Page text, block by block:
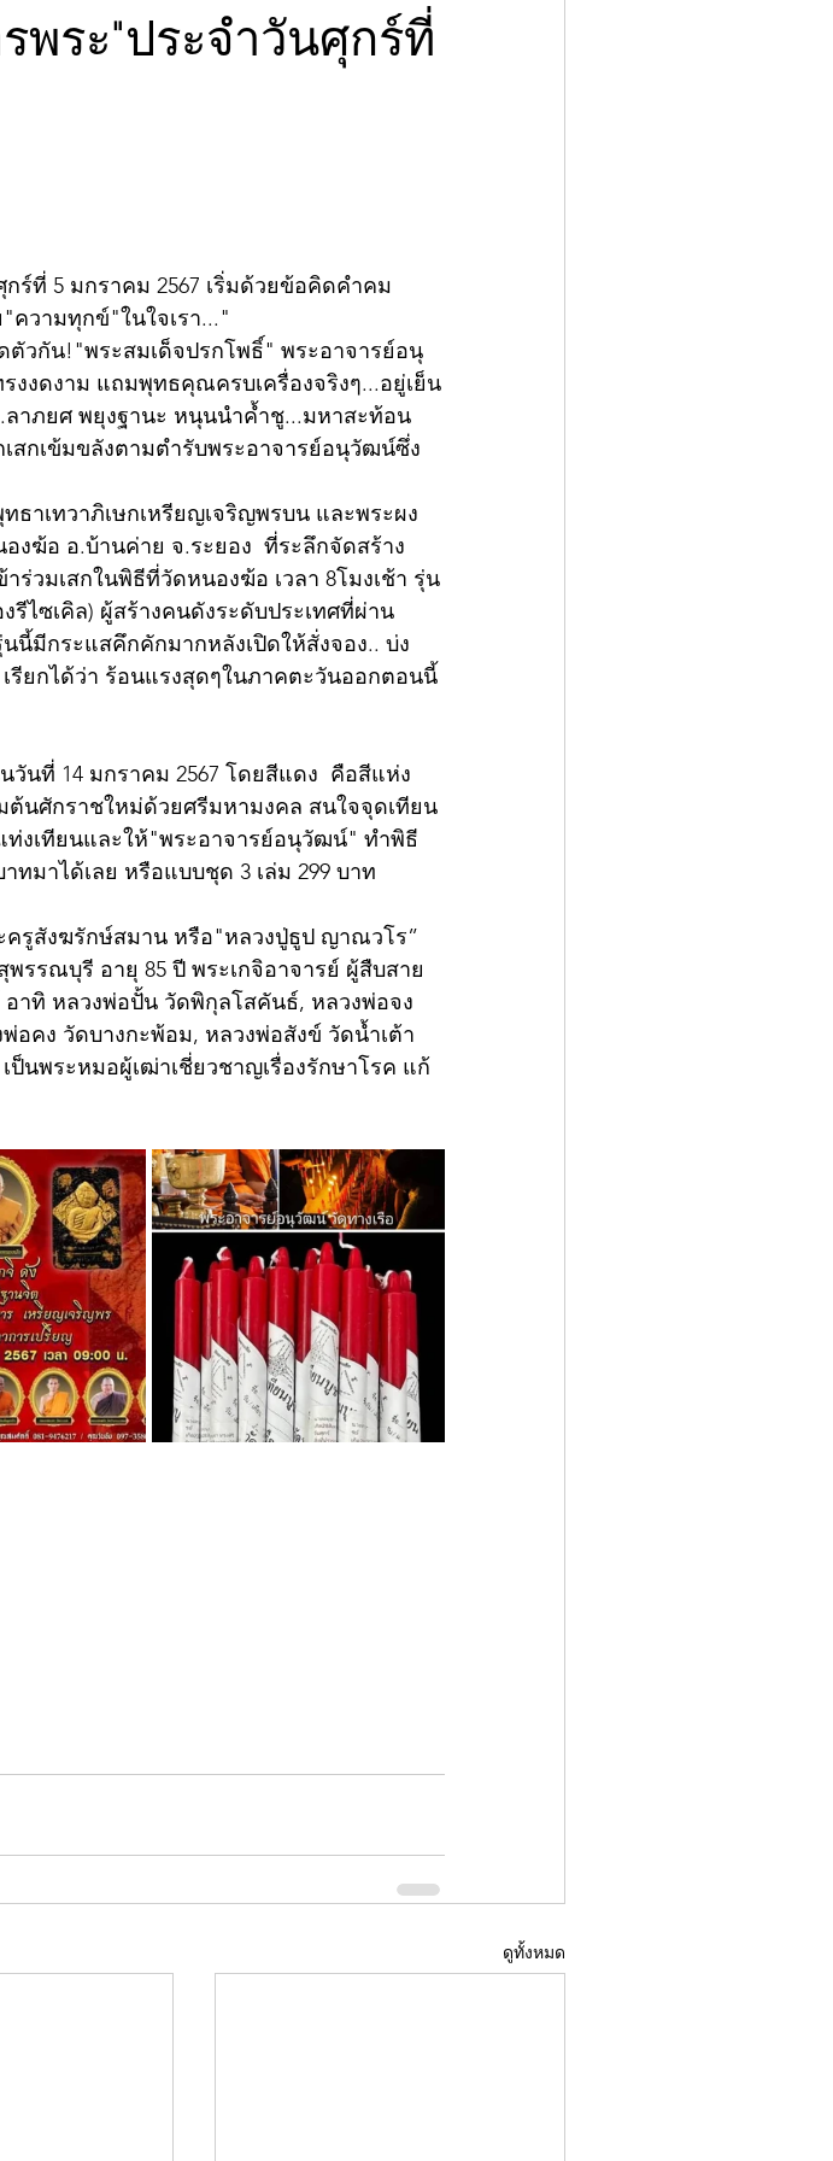
พระ"ประจำวันศุกร์ที่
ร์ที่ 5 มกราคม 2567 เริ่มด้วยข้อคิดคำคม
ความทุกข์"ในใจเรา..."
วกัน!"พระสมเด็จปรกโพธิ์" พระอาจารย์อนุ
งดงาม แถมพุทธคุณครบเครื่องจริงๆ...อยู่เย็น
าภยศ พยุงฐานะ หนุนนำค้ำชู...มหาสะท้อน
กเข้มขลังตามตำรับพระอาจารย์อนุวัฒน์ซึ่ง
าเทวาภิเษกเหรียญเจริญพรบน และพระผง
งฆ้อ อ.บ้านค่าย จ.ระยอง  ที่ระลึกจัดสร้าง
ร่วมเสกในพิธีที่วัดหนองฆ้อ เวลา 8โมงเช้า รุ่น
ไซเคิล) ผู้สร้างคนดังระดับประเทศที่ผ่าน
นี้มีกระแสคึกคักมากหลังเปิดให้สั่งจอง.. บ่ง
รียกได้ว่า ร้อนแรงสุดๆในภาคตะวันออกตอนนี้
วันที่ 14 มกราคม 2567 โดยสีแดง  คือสีแห่ง
ต้นศักราชใหม่ด้วยศรีมหามงคล สนใจจุดเทียน
งเทียนและให้"พระอาจารย์อนุวัฒน์" ทำพิธี
ทมาได้เลย หรือแบบชุด 3 เล่ม 299 บาท
ครูสังฆรักษ์สมาน หรือ"หลวงปู่ธูป ญาณวโร”
รรณบุรี อายุ 85 ปี พระเกจิอาจารย์ ผู้สืบสาย
ทิ หลวงพ่อปั้น วัดพิกุลโสคันธ์, หลวงพ่อจง
คง วัดบางกะพ้อม, หลวงพ่อสังข์ วัดน้ำเต้า
ป็นพระหมอผู้เฒ่าเชี่ยวชาญเรื่องรักษาโรค แก้
ดูทั้งหมด